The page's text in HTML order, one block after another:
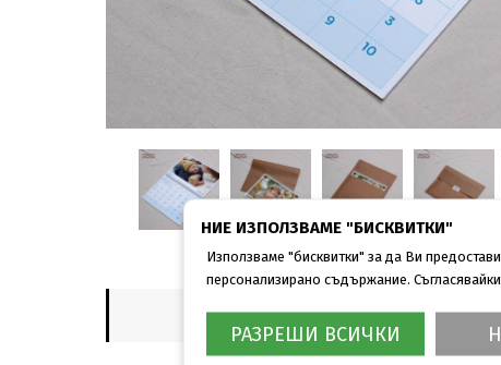
ОПИСАНИЕ
лица и
НИЕ ИЗПОЛЗВАМЕ "БИСКВИТКИ"
Използваме "бисквитки" за да Ви
персонализирано съдържание.
РАЗРЕШИ ВСИЧКИ